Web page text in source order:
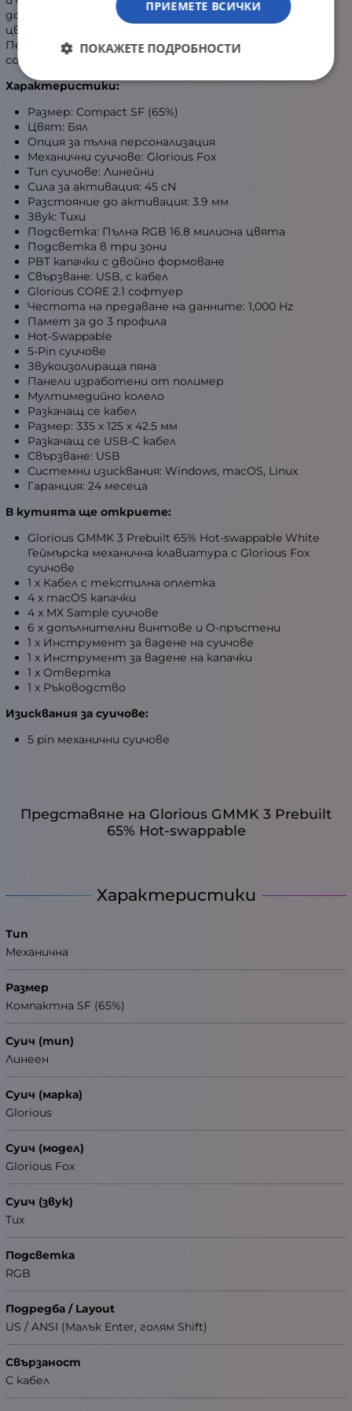
допълва от RGB подсветката. Всичките 16.8 милиона
цвята създават колоритен спектакъл.
Персонализирането става лесно, благодарение на
софтуера Glorious CORE 2.1 на компанията.
Характеристики:
Размер: Compact SF (65%)
Цвят: Бял
Опция за пълна персонализация
Механични суичове: Glorious Fox
Тип суичове: Линейни
Сила за активация: 45 cN
Разстояние до активация: 3.9 мм
Звук: Тихи
Подсветка: Пълна RGB 16.8 милиона цвята
Подсветка в три зони
PBT капачки с двойно формоване
Свързване: USB, с кабел
Glorious CORE 2.1 софтуер
Честота на предаване на данните: 1,000 Hz
Памет за до 3 профила
Hot-Swappable
5-Pin суичове
Звукоизолираща пяна
Панели изработени от полимер
Мултимедийно колело
Разкачащ се кабел
Размер: 335 x 125 x 42.5 мм
Разкачащ се USB-C кабел
Свързване: USB
Системни изисквания: Windows, macOS, Linux
Гаранция: 24 месеца
В кутията ще откриете:
Glorious GMMK 3 Prebuilt 65% Hot-swappable White
Геймърска механична клавиатура с Glorious Fox
суичове
1 x Кабел с текстилна оплетка
4 x macOS капачки
4 x MX Sample суичове
6 x допълнителни винтове и О-пръстени
1 x Инструмент за вадене на суичове
1 x Инструмент за вадене на капачки
1 x Отвертка
1 x Ръководство
Изисквания за суичове:
5 pin механични суичове
Представяне на Glorious GMMK 3 Prebuilt
65% Hot-swappable
Характеристики
Тип
Механична
Размер
Компактна SF (65%)
Суич (тип)
Линеен
Суич (марка)
Glorious
Суич (модел)
Glorious Fox
Суич (звук)
Тих
Подсветка
RGB
Подредба / Layout
US / ANSI (Малък Enter, голям Shift)
Свързаност
С кабел
ПРИЕМЕТЕ ВСИЧКИ
ПОКАЖЕТЕ ПОДРОБНОСТИ